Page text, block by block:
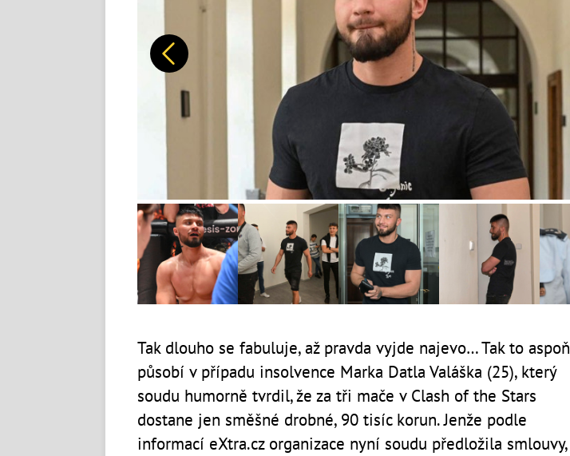
Předchozí
Tak dlouho se fabuluje, až pravda vyjde najevo… Tak to aspoň
působí v případu insolvence Marka Datla Valáška (25), který
soudu humorně tvrdil, že za tři mače v Clash of the Stars
dostane jen směšné drobné, 90 tisíc korun. Jenže podle
informací eXtra.cz organizace nyní soudu předložila smlouvy,